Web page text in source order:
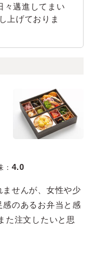
々邁進してまい
上げておりま
： 4.0
せんが、女性や少
のあるお弁当と感
た注文したいと思